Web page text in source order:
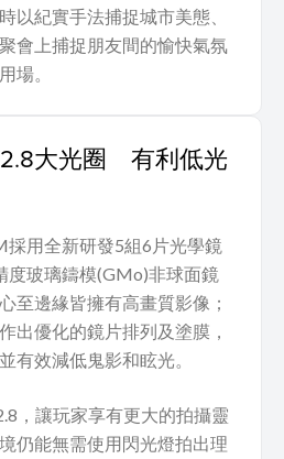
以紀實手法捕捉城市美態、
會上捕捉朋友間的愉快氣氛
場。
大光圈 有利低光
採用全新研發5組6片光學鏡
度玻璃鑄模(GMo)非球面鏡
至邊緣皆擁有高畫質影像；
出優化的鏡片排列及塗膜，
有效減低鬼影和眩光。
，讓玩家享有更大的拍攝靈
仍能無需使用閃光燈拍出理